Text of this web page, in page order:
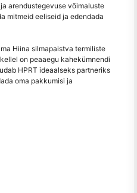
arendustegevuse võimaluste
mitmeid eeliseid ja edendada
Hiina silmapaistva termiliste
on peaaegu kahekümnendi
HPRT ideaalseks partneriks
oma pakkumisi ja